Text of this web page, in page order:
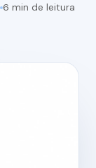
6 min de leitura